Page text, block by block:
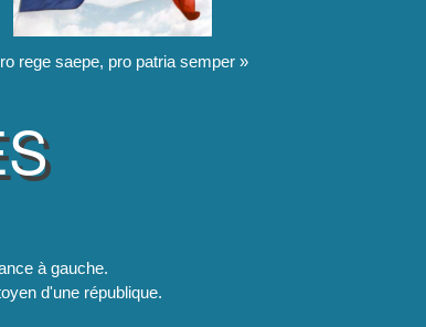
rege saepe, pro patria semper »
à gauche.
d'une république.